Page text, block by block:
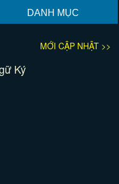
DANH MỤC
MỚI CẬP NHẬT >>
Ký